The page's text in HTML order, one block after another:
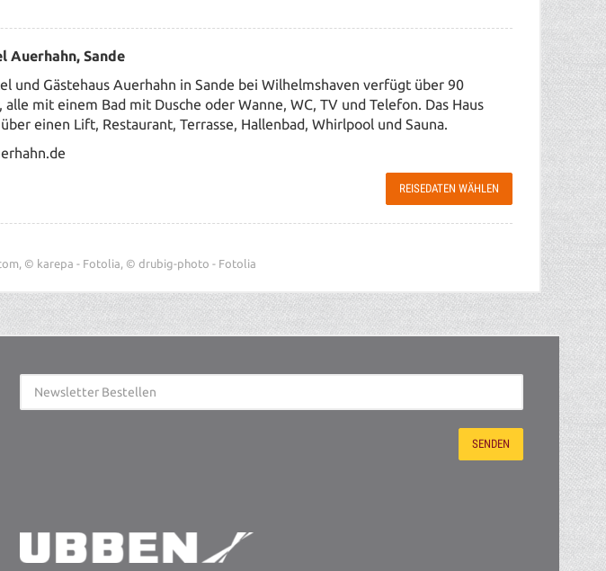
Auerhahn, Sande
und Gästehaus Auerhahn in Sande bei Wilhelmshaven verfügt über 90
alle mit einem Bad mit Dusche oder Wanne, WC, TV und Telefon. Das Haus
einen Lift, Restaurant, Terrasse, Hallenbad, Whirlpool und Sauna.
REISEDATEN WÄHLEN
© karepa - Fotolia, © drubig-photo - Fotolia